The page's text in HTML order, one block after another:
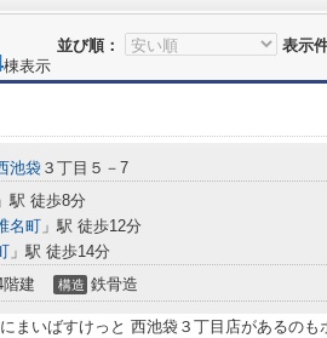
並び順： 表示
棟表示
池袋 ３丁目５－7
」駅 徒歩8分
名町 」駅 徒歩12分
」駅 徒歩14分
階建 構造 鉄骨造
まいばすけっと 西池袋３丁目店があるのも